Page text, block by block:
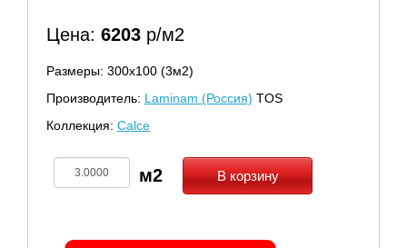
Цена: 6203 р/м2
Размеры: 300х100 (3м2)
Производитель: Laminam (Россия) TOS
Коллекция: Calce
В корзину